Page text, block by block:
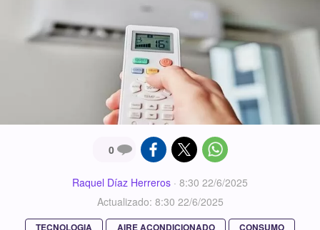
0
Raquel Díaz Herreros · 8:30 22/6/2025
Actualizado: 8:30 22/6/2025